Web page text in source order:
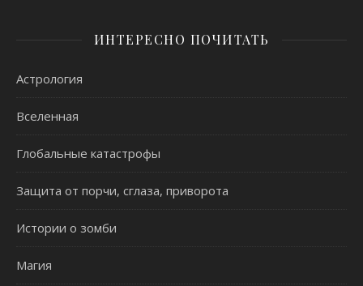
ИНТЕРЕСНО ПОЧИТАТЬ
Астрология
Вселенная
Глобальные катастрофы
Защита от порчи, сглаза, приворота
Истории о зомби
Магия